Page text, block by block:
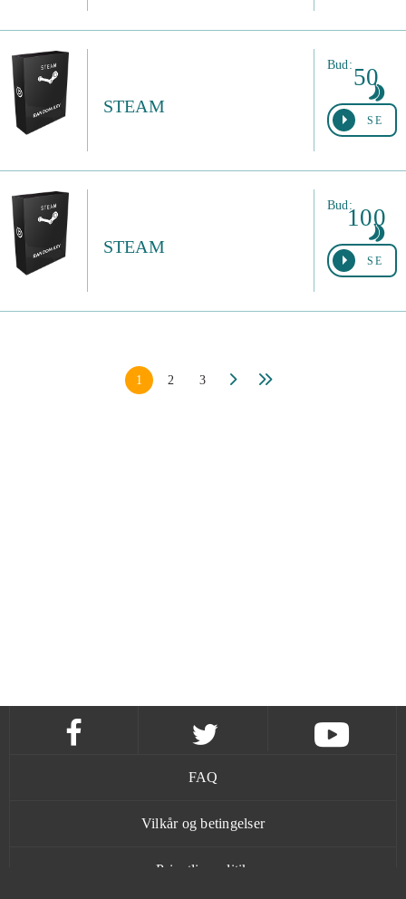
STEAM
Bud: 50
SE
STEAM
Bud:100
SE
1 2 3
FAQ
Vilkår og betingelser
Privatlivspolitik